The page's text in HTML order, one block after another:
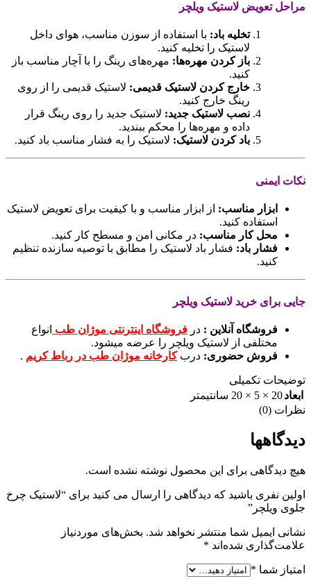
مراحل تعویض لاستیک ویلچر
تخلیه باد: با استفاده از سوزن مناسب، هوای داخل
لاستیک را تخلیه کنید.
باز کردن مهره‌ها: مهره‌های رینگ را با آچار مناسب باز
کنید.
خارج کردن لاستیک قدیمی: لاستیک قدیمی را از روی
رینگ خارج کنید.
نصب لاستیک جدید: لاستیک جدید را روی رینگ قرار
داده و مهره‌ها را محکم ببندید.
باد کردن لاستیک: لاستیک را به فشار مناسب باد کنید.
نکات ایمنی
ابزار مناسب: از ابزار مناسب و با کیفیت برای تعویض لاستیک
استفاده کنید.
محل کار مناسب: در مکانی امن و مسطح کار کنید.
فشار باد: فشار باد لاستیک را مطابق با توصیه سازنده تنظیم
کنید.
جایی برای خرید لاستیک ویلچر
فروشگاه‌ آنلاین : در فروشگاه اینترنتی موژان طب انواع
مختلفی از لاستیک ویلچر را عرضه میشود.
فروش حضوری: دربکارخانه موژان طب در رباط کریم .
توضیحات تکمیلی
ابعاد20 × 5 × 20 سانتیمتر
نظرات (0)
دیدگاهها
هیچ دیدگاهی برای این محصول نوشته نشده است.
اولین نفری باشید که دیدگاهی را ارسال می کنید برای “لاستیک چرخ
جلوی ویلچر”
نشانی ایمیل شما منتشر نخواهد شد. بخش‌های موردنیاز
علامت‌گذاری شده‌اند *
امتیاز شما *